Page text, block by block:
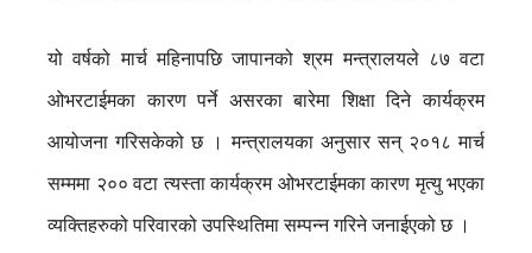
यो वर्षको मार्च महिनापछि जापानको श्रम मन्त्रालयले ८७ वटा
ओभरटाईमका कारण पर्ने असरका बारेमा शिक्षा दिने कार्यक्रम
आयोजना गरिसकेको छ । मन्त्रालयका अनुसार सन् २०१८ मार्च
सम्ममा २०० वटा त्यस्ता कार्यक्रम ओभरटाईमका कारण मृत्यु भएका
व्यक्तिहरुको परिवारको उपस्थितिमा सम्पन्न गरिने जनाईएको छ ।